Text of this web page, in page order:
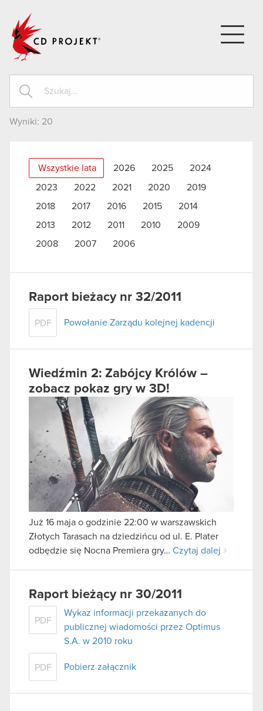
Wyniki: 20
Wszystkie lata 2026 2025 2024
2023 2022 2021 2020
2019
2018
2017 2016 2015
2014
2013
2012 2011 2010
2009
2008
2007 2006
Raport bieżacy nr 32/2011
PDF Powołanie Zarządu kolejnej kadencji
Wiedźmin 2: Zabójcy Królów –
zobacz pokaz gry w 3D!
Już 16 maja o godzinie 22:00 w warszawskich
Złotych Tarasach na dziedzińcu od ul. E. Plater
odbędzie się Nocna Premiera gry… Czytaj dalej
Raport bieżący nr 30/2011
PDF
Wykaz informacji przekazanych do
publicznej wiadomości przez Optimus
S.A. w 2010 roku
PDF Pobierz załącznik